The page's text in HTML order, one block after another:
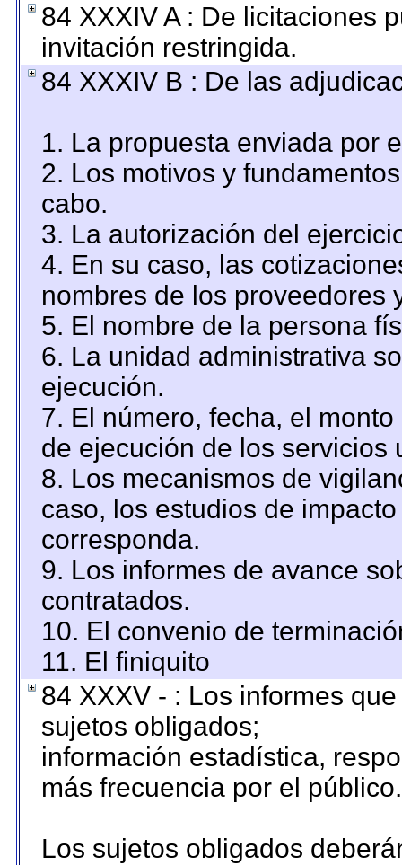
84 XXXIV A : De licitaciones
invitación restringida.
84 XXXIV B : De las
1. La propuesta enviada por
2. Los motivos y
cabo.
3. La autorización del
4. En su caso, las
nombres de los proveedores
5. El nombre de la persona
6. La unidad administrativa
ejecución.
7. El número, fecha, el
de ejecución de los servicios
8. Los mecanismos de
caso, los estudios de
corresponda.
9. Los informes de avance
contratados.
10. El convenio de
11. El finiquito
84 XXXV - : Los informes
sujetos obligados;
información estadística,
más frecuencia por el público.
Los sujetos obligados